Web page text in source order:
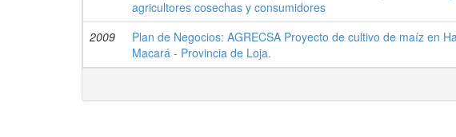
agricultores cosechas y consumidores
2009
Plan de Negocios: AGRECSA Proyecto de cultivo de maíz en
Macará - Provincia de Loja.